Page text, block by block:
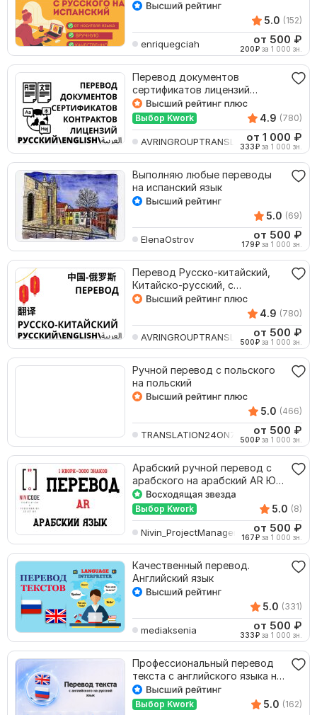
5.0 (152)
enriquegciah от 500 ₽
200₽ за 1 000 зн.
Перевод документов
сертификатов лицензий
контрактов апостилей
document
Выбор Kwork 4.9 (780)
AVRINGROUPTRANSLATIOот 1 000 ₽
333₽ за 1 000 зн.
Выполняю любые переводы
на испанский язык
5.0 (69)
ElenaOstrov от 500 ₽
179₽ за 1 000 зн.
Перевод Русско-китайский,
Китайско-русский, с
английского на китайский
4.9 (780)
AVRINGROUPTRANSLATIOот 500 ₽
500₽ за 1 000 зн.
Ручной перевод с польского
на польский
5.0 (466)
TRANSLATION24ON7 от 500 ₽
500₽ за 1 000 зн.
Арабский ручной перевод с
арабского на арабский AR Юр
Мед Тех Документ
Выбор Kwork 5.0 (8)
Nivin_ProjectManager от 500 ₽
167₽ за 1 000 зн.
Качественный перевод.
Английский язык
5.0 (331)
mediaksenia от 500 ₽
333₽ за 1 000 зн.
Профессиональный перевод
текста с английского языка на
русский язык
Выбор Kwork 5.0 (162)